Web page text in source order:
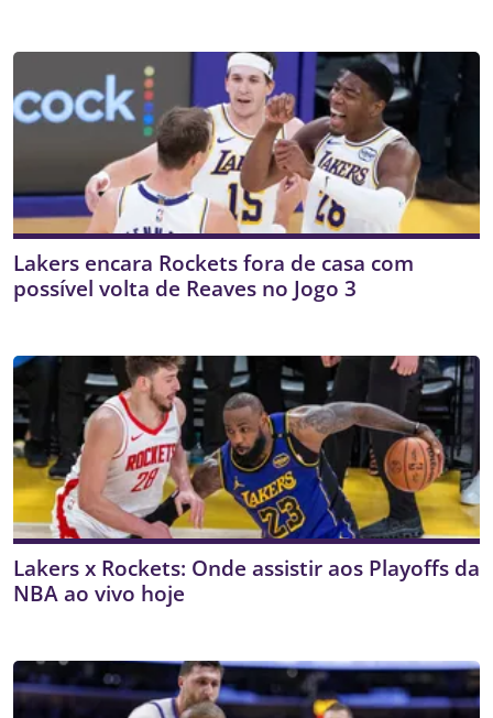
Lakers encara Rockets fora de casa com
possível volta de Reaves no Jogo 3
Lakers x Rockets: Onde assistir aos Playoffs da
NBA ao vivo hoje